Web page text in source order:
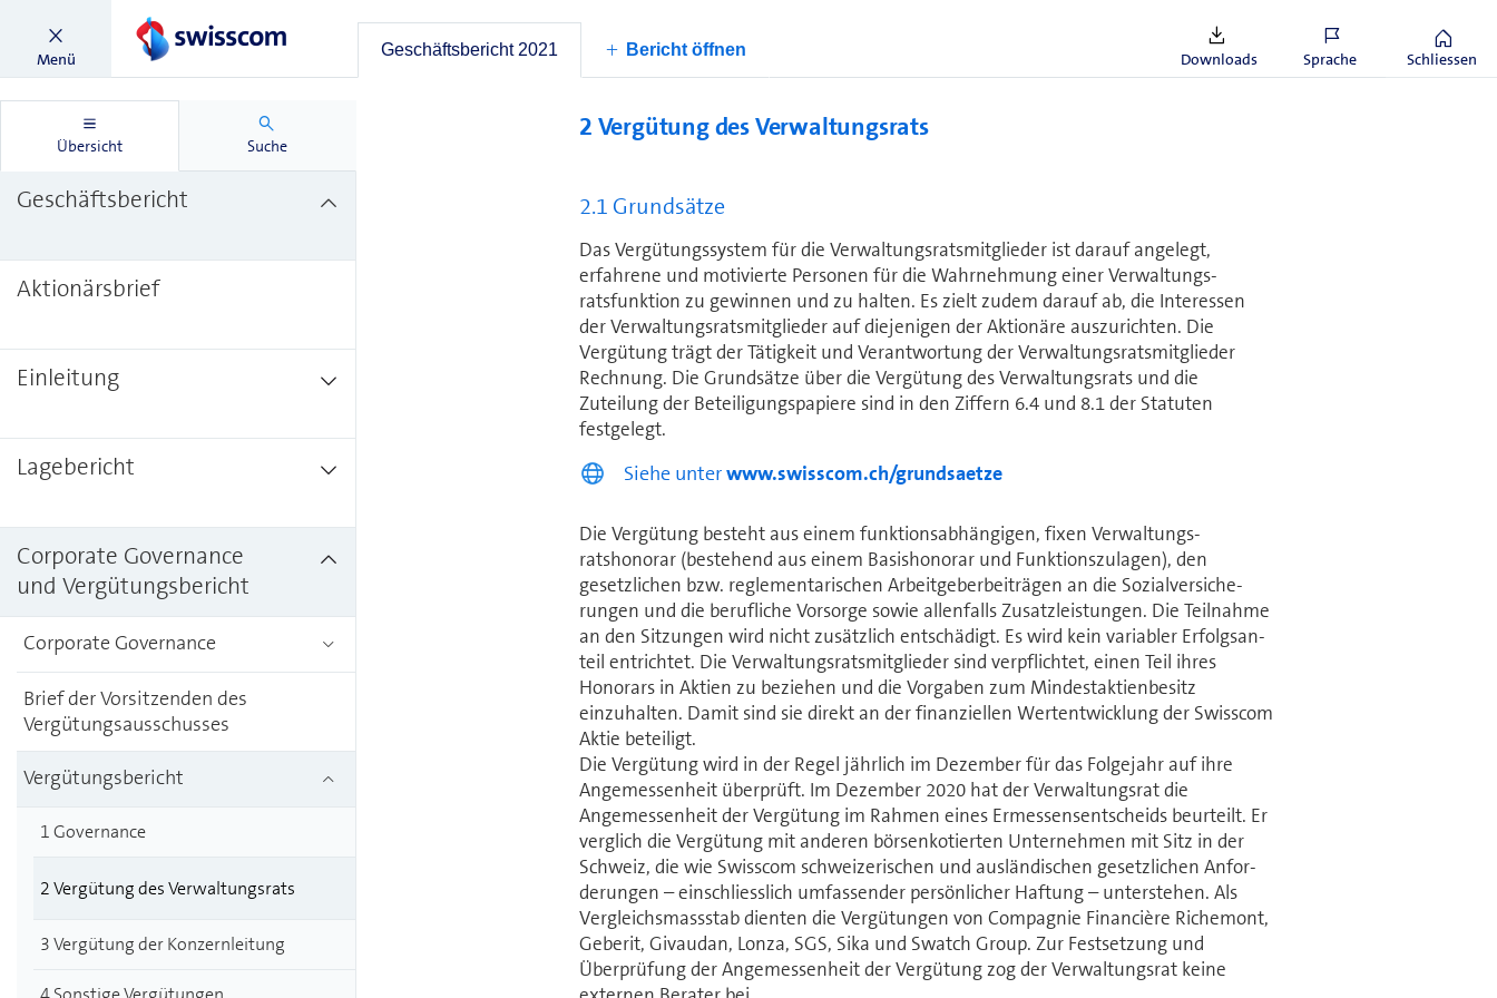
Menü Geschäftsbericht 2021 Bericht öffnen Downloads Sprache Schliessen
Übersicht Suche
Geschäftsbericht
Aktionärsbrief
Einleitung
Lagebericht
Corporate Governance
und Vergütungsbericht
Corporate Governance
Brief der Vorsitzenden des
Vergütungsausschusses
Vergütungsbericht
1 Governance
2 Vergütung des Verwaltungsrats
3 Vergütung der Konzernleitung
Per 31. März 2021 aus dem Ver­wal­tungs­rat ausgeschieden.
2 Vergütung des Ver­wal­tungs­rats
2.1 Grundsätze
Das Vergütungssystem für die Ver­wal­tungs­ratsmit­glieder ist darauf angelegt,
erfahrene und motivierte Personen für die Wahrnehmung einer Ver­wal­tungs­
ratsfunktion zu gewinnen und zu halten. Es zielt zudem darauf ab, die Interessen
der Ver­wal­tungs­ratsmitglieder auf diejenigen der Aktio­näre auszurichten. Die
Vergütung trägt der Tätigkeit und Ver­ant­wor­tung der Verwal­tungs­rats­mitglieder
Rechnung. Die Grundsätze über die Vergütung des Ver­wal­tungs­rats und die
Zuteilung der Beteiligungspapiere sind in den Ziffern 6.4 und 8.1 der Statuten
festgelegt.
Siehe unterwww.swisscom.ch/grundsaetze
Die Vergütung besteht aus einem funktions­abhängigen, fixen Ver­wal­tungs­
ratshonorar (bestehend aus einem Basishonorar und Funktionszulagen), den
gesetzlichen bzw. reglementarischen Arbeitgeberbeiträgen an die Sozialversiche­
rungen und die berufliche Vorsorge sowie allenfalls Zusatzleistungen. Die Teilnahme
an den Sitzungen wird nicht zu­sätz­lich entschädigt. Es wird kein variabler Er­folgs­an­
teil entrichtet. Die Ver­wal­tungs­ratsmitglieder sind verpflichtet, einen Teil ihres
Honorars in Aktien zu beziehen und die Vorgaben zum Mindestaktienbesitz
einzuhalten. Damit sind sie direkt an der finanziellen Wert­entwicklung der Swisscom
Aktie beteiligt.
Die Vergütung wird in der Regel jährlich im Dezember für das Folgejahr auf ihre
Angemessenheit überprüft. Im Dezember 2020 hat der Ver­wal­tungs­rat die
Angemessenheit der Vergütung im Rahmen eines Ermessens­entscheids beurteilt. Er
verglich die Vergütung mit anderen börsenkotierten Un­ter­neh­men mit Sitz in der
Schweiz, die wie Swisscom schwei­ze­ri­schen und ausländischen gesetzlichen An­for­
de­run­gen – ein­schliess­lich umfassender persönlicher Haftung – unterstehen. Als
Vergleichsmassstab dienten die Vergütungen von Compagnie Financière Richemont,
Geberit, Givaudan, Lonza, SGS, Sika und Swatch Group. Zur Festsetzung und
Überprüfung der Angemessenheit der Vergütung zog der Ver­wal­tungs­rat keine